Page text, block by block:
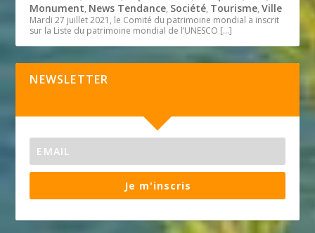
Monument, News Tendance, Société, Tourisme,Ville
Mardi 27 juillet 2021, le Comité du patrimoine mondial a inscrit
sur la Liste du patrimoine mondial de l’UNESCO […]
NEWSLETTER
Je m'inscris